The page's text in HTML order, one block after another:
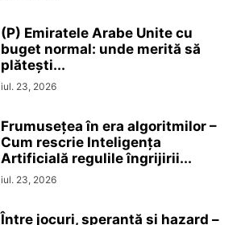
(P) Emiratele Arabe Unite cu
buget normal: unde merită să
plătești...
iul. 23, 2026
Frumusețea în era algoritmilor –
Cum rescrie Inteligența
Artificială regulile îngrijirii...
iul. 23, 2026
Între jocuri, speranță și hazard –